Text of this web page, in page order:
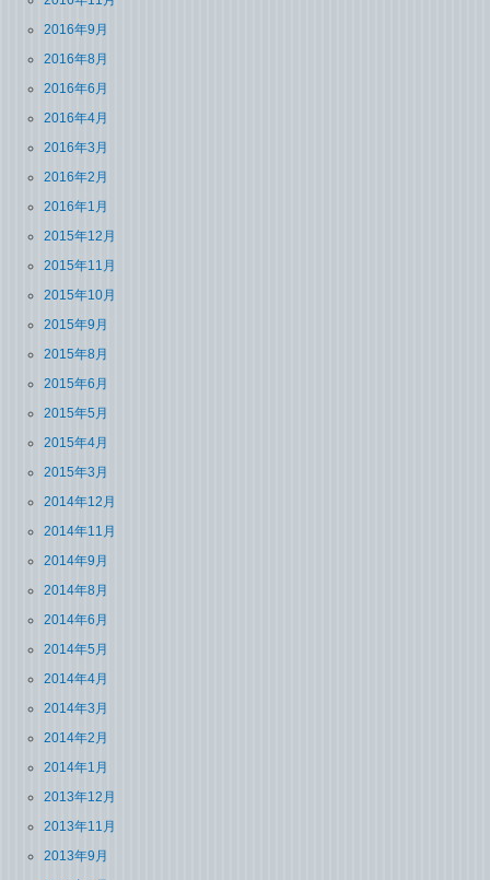
2016年9月
2016年8月
2016年6月
2016年4月
2016年3月
2016年2月
2016年1月
2015年12月
2015年11月
2015年10月
2015年9月
2015年8月
2015年6月
2015年5月
2015年4月
2015年3月
2014年12月
2014年11月
2014年9月
2014年8月
2014年6月
2014年5月
2014年4月
2014年3月
2014年2月
2014年1月
2013年12月
2013年11月
2013年9月